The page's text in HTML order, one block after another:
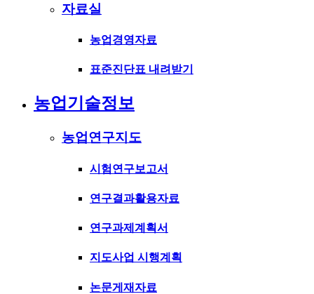
자료실
농업경영자료
표준진단표 내려받기
농업기술정보
농업연구지도
시험연구보고서
연구결과활용자료
연구과제계획서
지도사업 시행계획
논문게재자료